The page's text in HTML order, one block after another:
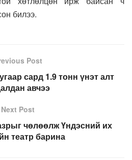
билээ.
Post
сард 1.9 тонн үнэт алт
авчээ
Next Post
чөлөөлж Үндэсний их
театр барина